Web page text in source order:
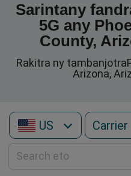
Sarintany
5G any
County,
Rakitra ny
Arizona,
US